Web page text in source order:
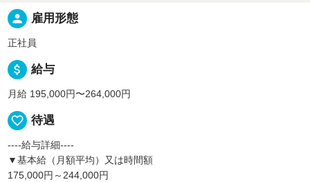
person 雇用形態
正社員
attach_money 給与
月給 195,000円〜264,000円
favorite_border 待遇
----給与詳細----
▼基本給（月額平均）又は時間額
175,000円～244,000円